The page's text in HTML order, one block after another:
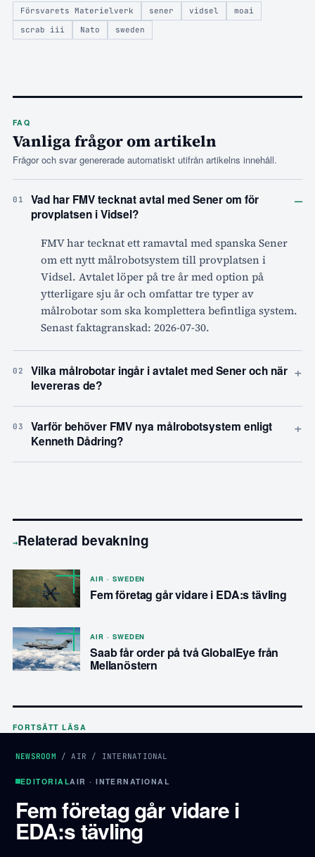
Försvarets Materielverk sener vidsel
moai
scrab iii
Nato sweden
FAQ
Vanliga frågor om artikeln
Frågor och svar genererade automatiskt utifrån artikelns innehåll.
01
Vad har FMV tecknat avtal med Sener om för
provplatsen i Vidsel?
–
FMV har tecknat ett ramavtal med spanska Sener
om ett nytt målrobotsystem till provplatsen i
Vidsel. Avtalet löper på tre år med option på
ytterligare sju år och omfattar tre typer av
målrobotar som ska komplettera befintliga system.
Senast faktagranskad: 2026-07-30.
02
Vilka målrobotar ingår i avtalet med Sener och när
levereras de?
+
03
Varför behöver FMV nya målrobotsystem enligt
Kenneth Dådring?
+
→Relaterad bevakning
AIR · SWEDEN
Fem företag går vidare i EDA:s tävling
AIR · SWEDEN
Saab får order på två GlobalEye från
Mellanöstern
FORTSÄTT LÄSA
NEWSROOM /AIR / INTERNATIONAL
EDITORIALAIR · INTERNATIONAL
Fem företag går vidare i
EDA:s tävling